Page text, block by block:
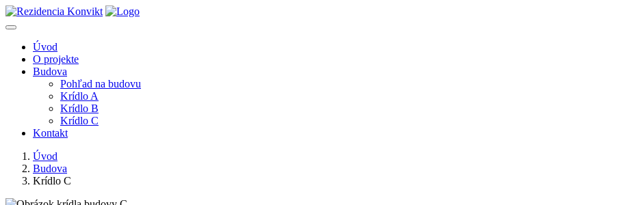
Úvod
O projekte
Budova
Pohľad na budovu
Krídlo A
Krídlo B
Krídlo C
Kontakt
Úvod
Budova
Krídlo C